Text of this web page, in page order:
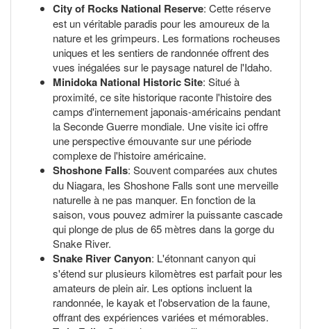
City of Rocks National Reserve: Cette réserve
est un véritable paradis pour les amoureux de la
nature et les grimpeurs. Les formations rocheuses
uniques et les sentiers de randonnée offrent des
vues inégalées sur le paysage naturel de l'Idaho.
Minidoka National Historic Site: Situé à
proximité, ce site historique raconte l'histoire des
camps d'internement japonais-américains pendant
la Seconde Guerre mondiale. Une visite ici offre
une perspective émouvante sur une période
complexe de l'histoire américaine.
Shoshone Falls: Souvent comparées aux chutes
du Niagara, les Shoshone Falls sont une merveille
naturelle à ne pas manquer. En fonction de la
saison, vous pouvez admirer la puissante cascade
qui plonge de plus de 65 mètres dans la gorge du
Snake River.
Snake River Canyon: L'étonnant canyon qui
s'étend sur plusieurs kilomètres est parfait pour les
amateurs de plein air. Les options incluent la
randonnée, le kayak et l'observation de la faune,
offrant des expériences variées et mémorables.